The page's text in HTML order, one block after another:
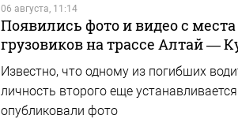
06 августа, 11:14
Появились фото и видео с
грузовиков на трассе Алтай —
Известно, что одному из погибших
личность второго еще
опубликовали фото